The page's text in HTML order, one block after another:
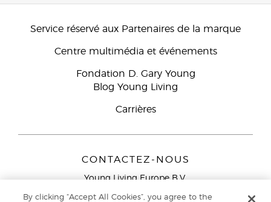
Service réservé aux Partenaires de la marque
Centre multimédia et événements
Fondation D. Gary Young
Blog Young Living
Carrières
CONTACTEZ-NOUS
Young Living Europe B.V.
By clicking “Accept All Cookies”, you agree to the